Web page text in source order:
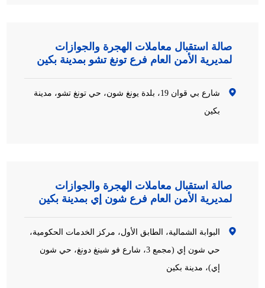
صالة استقبال معاملات الهجرة والجوازات
لمديرية الأمن العام فرع تونغ تشو بمدينة بكين
شارع بي قوان 19، بلدة يونغ شون، حي تونغ تشو، مدينة
بكين
صالة استقبال معاملات الهجرة والجوازات
لمديرية الأمن العام فرع شون إي بمدينة بكين
البوابة الشمالية، الطابق الأول، مركز الخدمات الحكومية،
حي شون إي (مجمع 3، شارع فو شينغ دونغ، حي شون
إي)، مدينة بكين